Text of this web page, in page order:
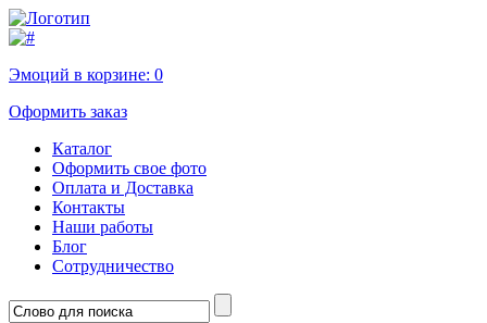
Эмоций в корзине: 0
Оформить заказ
Каталог
Оформить свое фото
Оплата и Доставка
Контакты
Наши работы
Блог
Сотрудничество